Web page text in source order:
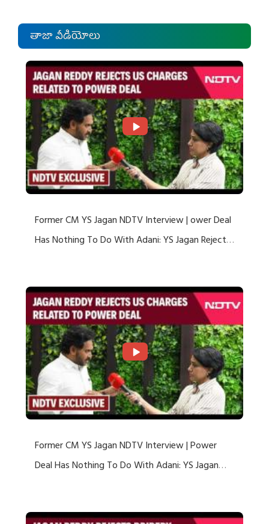
తాజా వీడియోలు
Former CM YS Jagan NDTV Interview | ower Deal
Has Nothing To Do With Adani: YS Jagan Rejects
Former CM YS Jagan NDTV Interview | Power
Deal Has Nothing To Do With Adani: YS Jagan